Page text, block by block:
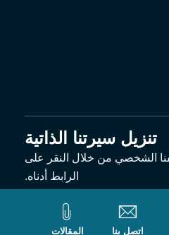
تنزيل سيرتنا الذاتية
الشخصي من خلال النقر على
الرابط أدناه.
اتصل بنا المقالات